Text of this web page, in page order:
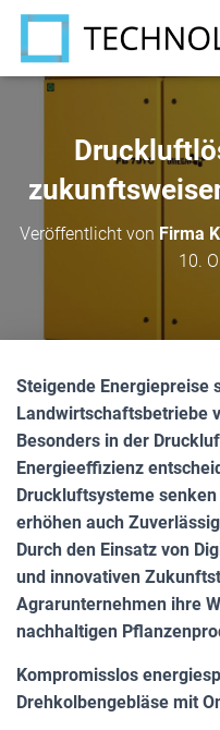
Veröffentlicht von Firma
10.
Steigende Energiepreise
Landwirtschaftsbetriebe
Besonders in der
Energieeffizienz
Druckluftsysteme
erhöhen auch
Durch den Einsatz von
und innovativen
Agrarunternehmen ihre
nachhaltigen
Kompromisslos
Drehkolbengebläse mit